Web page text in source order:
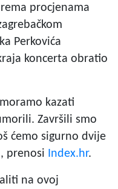
procjenama
Perkovića
koncerta obratio
kazati
Završili smo
ćemo sigurno dvije
prenosi Index.hr.
na ovoj